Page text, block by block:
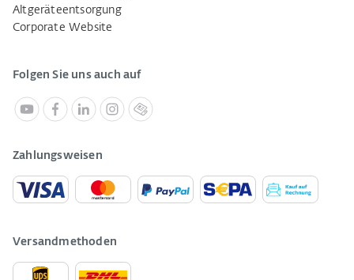
Altgeräteentsorgung
Corporate Website
Folgen Sie uns auch auf
Zahlungsweisen
Versandmethoden